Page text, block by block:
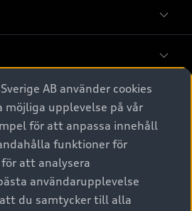
gott som nya
online
AB använder cookies
upplevelse på vår
för att anpassa innehåll
funktioner för
att analysera
användarupplevelse
du samtycker till alla